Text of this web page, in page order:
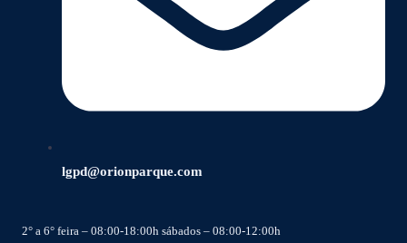
lgpd@orionparque.com
2° a 6° feira – 08:00-18:00h sábados – 08:00-12:00h